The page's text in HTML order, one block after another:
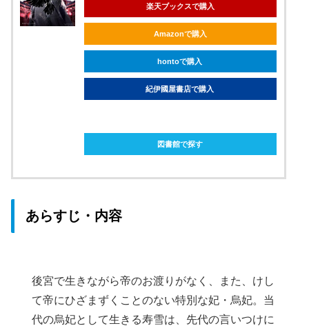
楽天ブックスで購入
Amazonで購入
hontoで購入
紀伊國屋書店で購入
図書館で探す
あらすじ・内容
後宮で生きながら帝のお渡りがなく、また、けし
て帝にひざまずくことのない特別な妃・烏妃。当
代の烏妃として生きる寿雪は、先代の言いつけに